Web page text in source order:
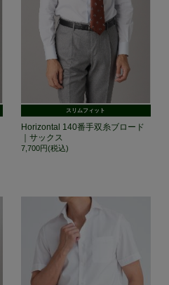
スリムフィット
Horizontal 140番手双糸ブロード
｜サックス
7,700円(税込)